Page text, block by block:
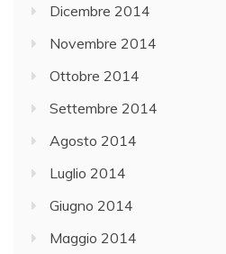
Dicembre 2014
Novembre 2014
Ottobre 2014
Settembre 2014
Agosto 2014
Luglio 2014
Giugno 2014
Maggio 2014